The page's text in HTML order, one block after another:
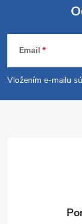
Z
á
p
Email
Vložením e-mailu